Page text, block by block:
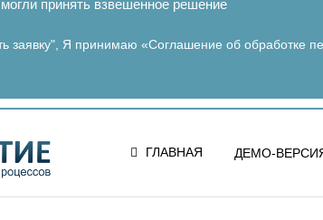
принять взвешенное решение
заявку", Я принимаю «Соглашение об обработке
ГЛАВНАЯ ДЕМО-